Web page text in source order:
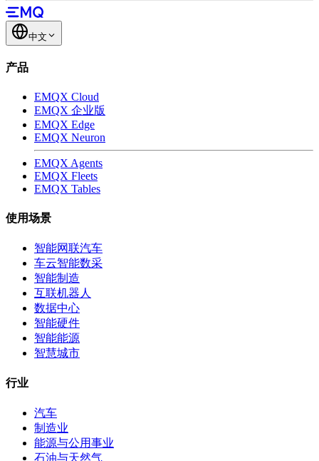
中文
产品
EMQX Cloud
EMQX 企业版
EMQX Edge
EMQX Neuron
EMQX Agents
EMQX Fleets
EMQX Tables
使用场景
智能网联汽车
车云智能数采
智能制造
互联机器人
数据中心
智能硬件
智能能源
智慧城市
行业
汽车
制造业
能源与公用事业
石油与天然气